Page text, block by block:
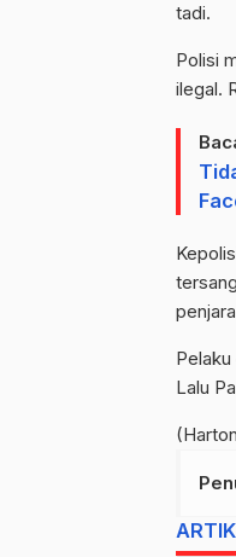
tadi.
Polisi
ilegal.
Lalu